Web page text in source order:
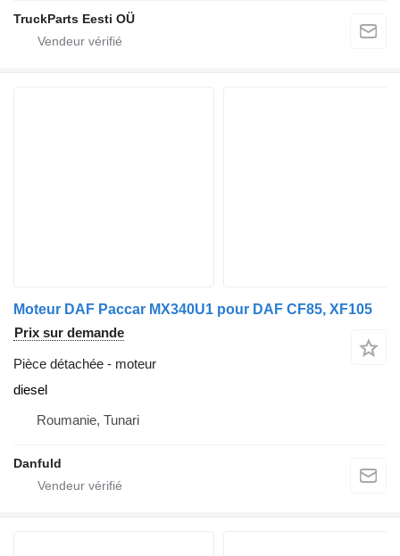
TruckParts Eesti OÜ
Moteur DAF Paccar MX340U1 pour DAF CF85, XF105
Prix sur demande
Pièce détachée - moteur
diesel
Roumanie, Tunari
Danfuld